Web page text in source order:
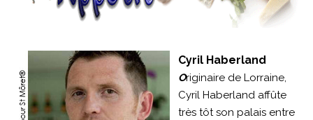
Cyril Haberland
Originaire de Lorraine,
Cyril Haberland affûte
très tôt son palais entre